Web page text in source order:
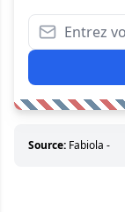
Source: Fabiola -